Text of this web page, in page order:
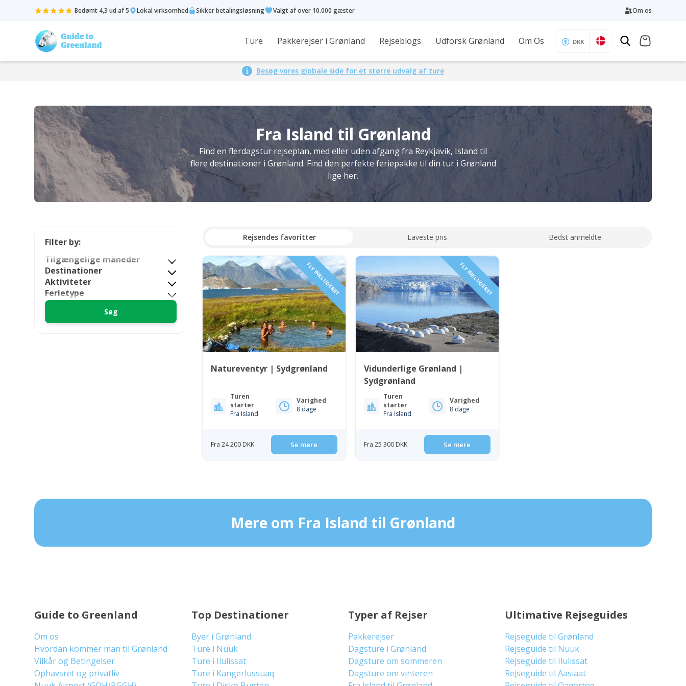
Bedømt 4,3 ud af 5 Lokal virksomhed Sikker betalingsløsning Valgt af over 10.000 gæster Om os
Ture Pakkerejser i Grønland Rejseblogs Udforsk Grønland Om Os DKK
Besøg vores globale side for et større udvalg af ture
Fra Island til Grønland
Find en flerdagstur rejseplan, med eller uden afgang fra Reykjavik, Island til
flere destinationer i Grønland. Find den perfekte feriepakke til din tur i Grønland
lige her.
Rejsendes favoritter Laveste pris Bedst anmeldte
FLY INKLUDERET
Natureventyr | Sydgrønland
Turen
starter
Fra Island
Varighed
8 dage
Fra 24 200 DKK Se mere
FLY INKLUDERET
Vidunderlige Grønland |
Sydgrønland
Turen
starter
Fra Island
Varighed
8 dage
Fra 25 300 DKK Se mere
Filter by:
Tilgængelige måneder
Destinationer
Aktiviteter
Ferietype
Mere om Fra Island til Grønland
Guide to Greenland
Om os
Hvordan kommer man til Grønland
Vilkår og Betingelser
Ophavsret og privatliv
Top Destinationer
Byer i Grønland
Ture i Nuuk
Ture i Ilulissat
Ture i Kangerlussuaq
Typer af Rejser
Pakkerejser
Dagsture i Grønland
Dagsture om sommeren
Dagsture om vinteren
Ultimative Rejseguides
Rejseguide til Grønland
Rejseguide til Nuuk
Rejseguide til Ilulissat
Rejseguide til Aasiaat